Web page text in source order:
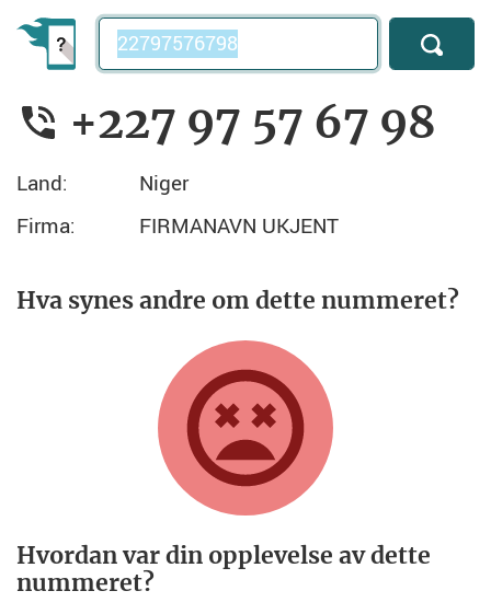
Telefonnummer
+227 97 57 67 98
Land:
Niger
Firma:
FIRMANAVN UKJENT
Hva synes andre om dette nummeret?
Hvordan var din opplevelse av dette
nummeret?